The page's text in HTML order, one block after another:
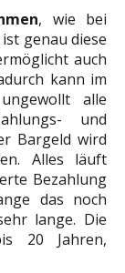
, wie bei
genau diese
auch
kann im
alle
und
Bargeld wird
Alles läuft
Bezahlung
das noch
lange. Die
20 Jahren,